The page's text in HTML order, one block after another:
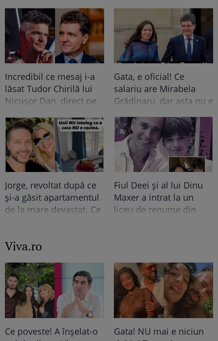
Incredibil ce mesaj i-a
lăsat Tudor Chirilă lui
Nicușor Dan, direct pe
oameni i-au dat like lui
Tudor! “Sunt curios cine
vă…”. Continuarea e șah
mat
Gata, e oficial! Ce
salariu are Mirabela
Grădinaru, dar asta nu e
declarația de avere! Da,
scrie negru pe alb! O
cheamă…
Jorge, revoltat după ce
și-a găsit apartamentul
de la mare devastat. Ce
Fiul Deei și al lui Dinu
Maxer a intrat la un
liceu de renume din
Viva.ro
Ce poveste! A înșelat-o
Gata! NU mai e niciun